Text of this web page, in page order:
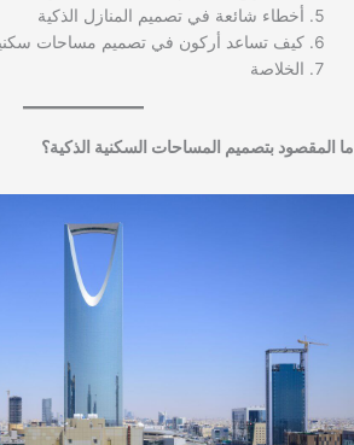
أخطاء شائعة في تصميم المنازل الذكية
كيف تساعد أركون في تصميم مساحات
الخلاصة
ما المقصود بتصميم المساحات السكنية الذكية؟